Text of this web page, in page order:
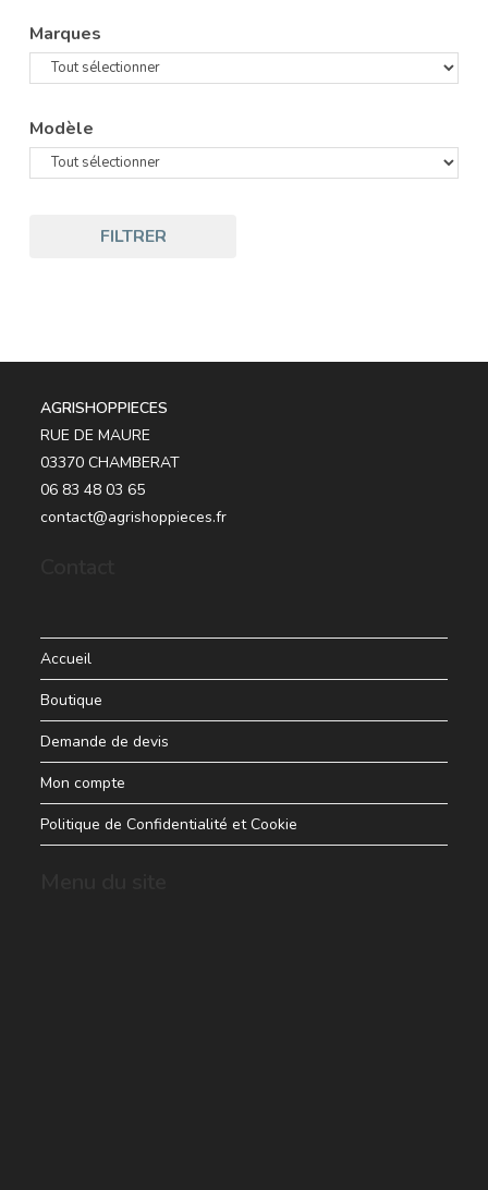
Marques
Modèle
FILTRER
AGRISHOPPIECES
RUE DE MAURE
03370 CHAMBERAT
06 83 48 03 65
contact@agrishoppieces.fr
Accueil
Boutique
Demande de devis
Mon compte
Politique de Confidentialité et Cookie